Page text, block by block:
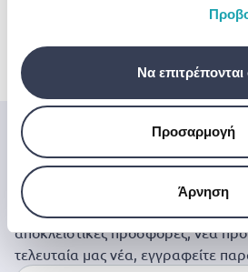
οποίες έχουν συλλέξει σε
Να επιτρέπονται
Προσαρμογή
Άρνηση
€ 42.50
Μπες στον
Jinius
Εάν θέλετε να αποκτήσετε
αποκλειστικές προσφορές, νέα
τελευταία μας νέα, εγγραφείτε